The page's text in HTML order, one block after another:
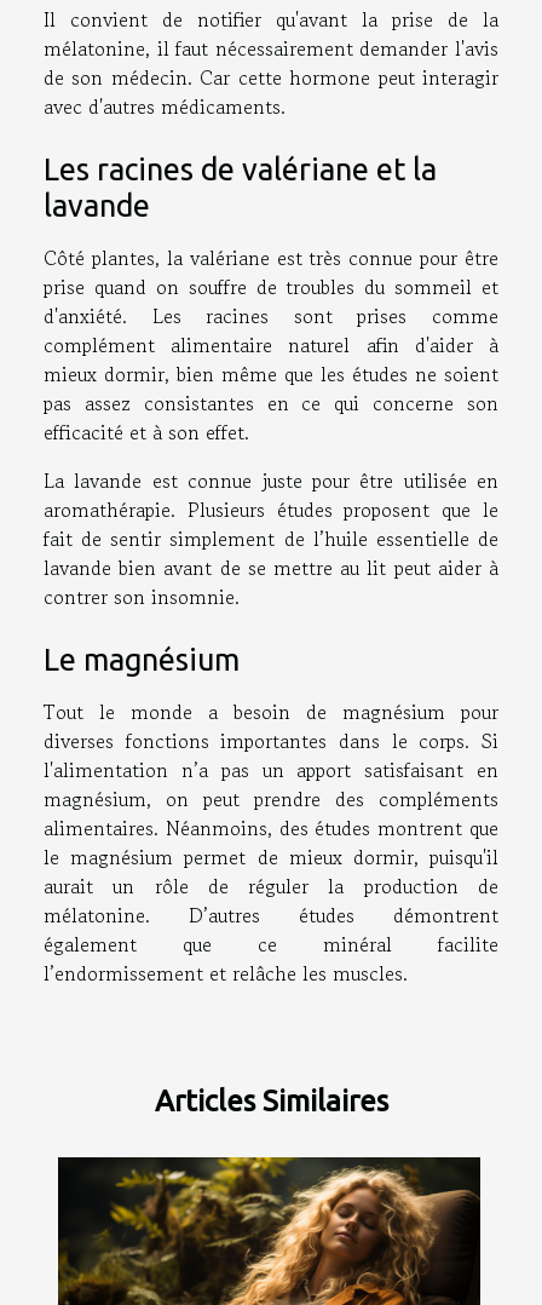
Il convient de notifier qu'avant la prise de la
mélatonine, il faut nécessairement demander l'avis
de son médecin. Car cette hormone peut interagir
avec d'autres médicaments.
Les racines de valériane et la
lavande
Côté plantes, la valériane est très connue pour être
prise quand on souffre de troubles du sommeil et
d'anxiété. Les racines sont prises comme
complément alimentaire naturel afin d'aider à
mieux dormir, bien même que les études ne soient
pas assez consistantes en ce qui concerne son
efficacité et à son effet.
La lavande est connue juste pour être utilisée en
aromathérapie. Plusieurs études proposent que le
fait de sentir simplement de l’huile essentielle de
lavande bien avant de se mettre au lit peut aider à
contrer son insomnie.
Le magnésium
Tout le monde a besoin de magnésium pour
diverses fonctions importantes dans le corps. Si
l'alimentation n’a pas un apport satisfaisant en
magnésium, on peut prendre des compléments
alimentaires. Néanmoins, des études montrent que
le magnésium permet de mieux dormir, puisqu'il
aurait un rôle de réguler la production de
mélatonine. D’autres études démontrent
également que ce minéral facilite
l’endormissement et relâche les muscles.
Articles Similaires